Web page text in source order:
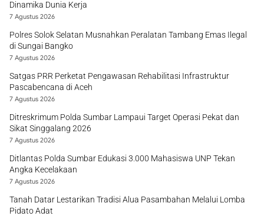
Dinamika Dunia Kerja
7 Agustus 2026
Polres Solok Selatan Musnahkan Peralatan Tambang Emas Ilegal
di Sungai Bangko
7 Agustus 2026
Satgas PRR Perketat Pengawasan Rehabilitasi Infrastruktur
Pascabencana di Aceh
7 Agustus 2026
Ditreskrimum Polda Sumbar Lampaui Target Operasi Pekat dan
Sikat Singgalang 2026
7 Agustus 2026
Ditlantas Polda Sumbar Edukasi 3.000 Mahasiswa UNP Tekan
Angka Kecelakaan
7 Agustus 2026
Tanah Datar Lestarikan Tradisi Alua Pasambahan Melalui Lomba
Pidato Adat